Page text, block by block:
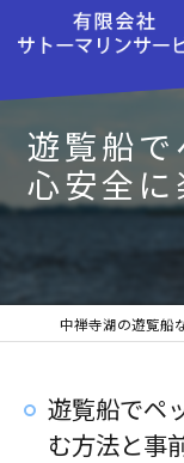
遊覧船
心安全
遊覧船でペ
む方法と事